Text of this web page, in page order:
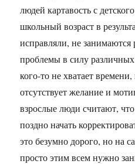
людей картавость с
школьный возраст в
исправляли, не занимаются
проблемы в силу
кого-то не хватает
отсутствует желание и
взрослые люди считают,
поздно начать
это безумно дорого, но на
просто этим всем нужно